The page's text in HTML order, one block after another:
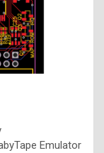
Emulator